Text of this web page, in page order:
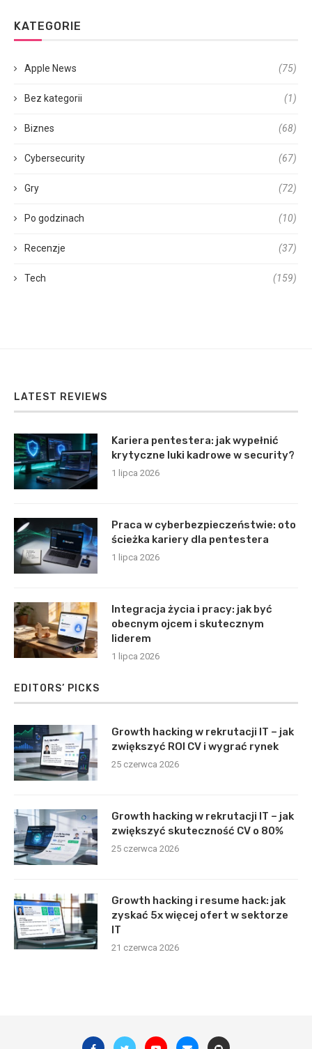
KATEGORIE
Apple News (75)
Bez kategorii (1)
Biznes (68)
Cybersecurity (67)
Gry (72)
Po godzinach (10)
Recenzje (37)
Tech (159)
LATEST REVIEWS
Kariera pentestera: jak wypełnić
krytyczne luki kadrowe w security?
1 lipca 2026
Praca w cyberbezpieczeństwie: oto
ścieżka kariery dla pentestera
1 lipca 2026
Integracja życia i pracy: jak być
obecnym ojcem i skutecznym
liderem
1 lipca 2026
EDITORS’ PICKS
Growth hacking w rekrutacji IT – jak
zwiększyć ROI CV i wygrać rynek
25 czerwca 2026
Growth hacking w rekrutacji IT – jak
zwiększyć skuteczność CV o 80%
25 czerwca 2026
Growth hacking i resume hack: jak
zyskać 5x więcej ofert w sektorze
IT
21 czerwca 2026